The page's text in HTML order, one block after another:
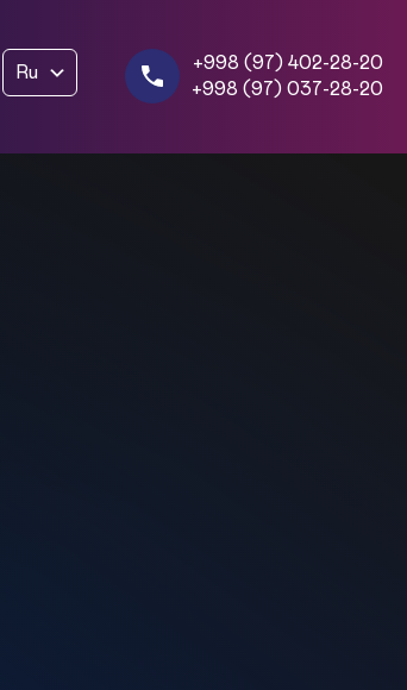
Ru
+998 (97) 402-28-20
+998 (97) 037-28-20